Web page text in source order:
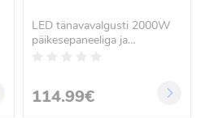
LED tänavavalgusti 2000W
päikesepaneeliga ja
114.99€